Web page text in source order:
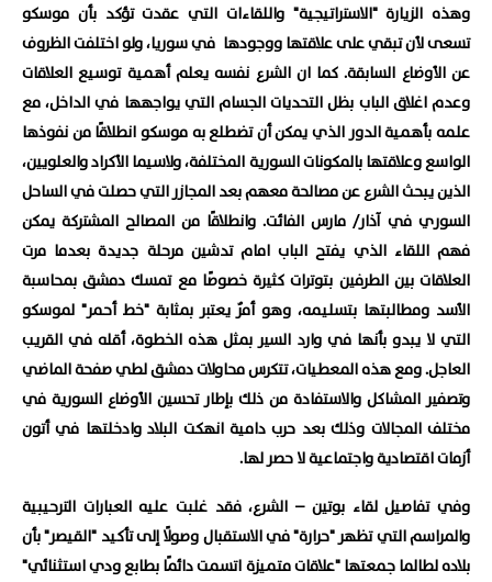
وهذه الزيارة "الاستراتيجية" واللقاءات التي عقدت تؤكد بأن موسكو
تسعى لأن تبقي على علاقتها ووجودها في سوريا، ولو اختلفت الظروف
عن الأوضاع السابقة. كما ان الشرع نفسه يعلم أهمية توسيع العلاقات
وعدم اغلاق الباب بظل التحديات الجسام التي يواجهها في الداخل، مع
علمه بأهمية الدور الذي يمكن أن تضطلع به موسكو انطلاقًا من نفوذها
الواسع وعلاقتها بالمكونات السورية المختلفة، ولاسيما الأكراد والعلويين،
الذين يبحث الشرع عن مصالحة معهم بعد المجازر التي حصلت في الساحل
السوري في آذار/ مارس الفائت. وانطلاقًا من المصالح المشتركة يمكن
فهم اللقاء الذي يفتح الباب امام تدشين مرحلة جديدة بعدما مرت
العلاقات بين الطرفين بتوترات كثيرة خصوصًا مع تمسك دمشق بمحاسبة
الأسد ومطالبتها بتسليمه، وهو أمرٌ يعتبر بمثابة "خط أحمر" لموسكو
التي لا يبدو بأنها في وارد السير بمثل هذه الخطوة، أقله في القريب
العاجل. ومع هذه المعطيات، تتكرس محاولات دمشق لطي صفحة الماضي
وتصفير المشاكل والاستفادة من ذلك بإطار تحسين الأوضاع السورية في
مختلف المجالات وذلك بعد حرب دامية انهكت البلاد وادخلتها في أتون
أزمات اقتصادية واجتماعية لا حصر لها.
وفي تفاصيل لقاء بوتين – الشرع، فقد غلبت عليه العبارات الترحيبية
والمراسم التي تظهر "حرارة" في الاستقبال وصولًا إلى تأكيد "القيصر" بأن
بلاده لطالما جمعتها "علاقات متميزة اتسمت دائمًا بطابع ودي استثنائي"